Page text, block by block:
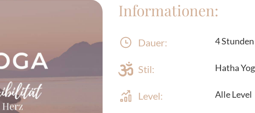
Informationen:
Dauer: 4 Stunden
Stil: Hatha
Level: Alle Level